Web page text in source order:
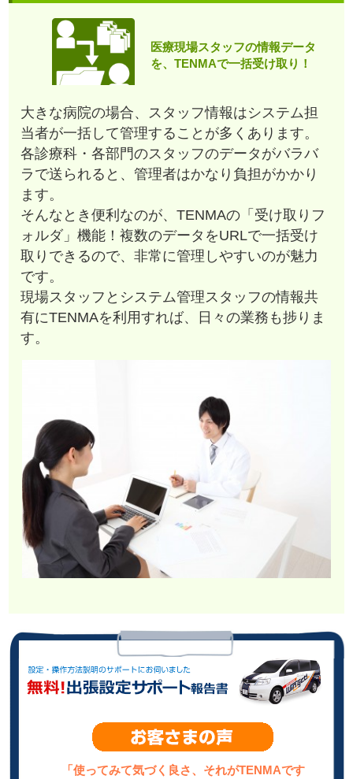
医療現場スタッフの情報データ
を、TENMAで一括受け取り！
大きな病院の場合、スタッフ情報はシステム担
当者が一括して管理することが多くあります。
各診療科・各部門のスタッフのデータがバラバ
ラで送られると、管理者はかなり負担がかかり
ます。
そんなとき便利なのが、TENMAの「受け取りフ
ォルダ」機能！複数のデータをURLで一括受け
取りできるので、非常に管理しやすいのが魅力
です。
現場スタッフとシステム管理スタッフの情報共
有にTENMAを利用すれば、日々の業務も捗りま
す。
「使ってみて気づく良さ、それがTENMAです